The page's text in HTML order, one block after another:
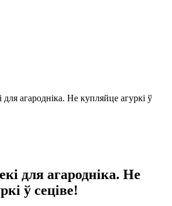
для агародніка. Не купляйце агуркі ў
для агародніка. Не
ў сеціве!